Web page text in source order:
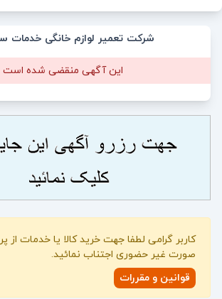
شرکت تعمیر لوازم خانگی خدمات
این آگهی منقضی شده است
کاربر گرامی لطفا جهت خرید کالا یا خدمات از
صورت غیر حضوری اجتناب نمائید.
قوانین و مقررات